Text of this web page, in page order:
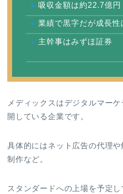
吸収金額は約22.7億円
業績で黒字だが成長性
主幹事はみずほ証券
メディックスはデジタルマー
開している企業です。
具体的にはネット広告の代理
制作など。
スタンダードへの上場を予定